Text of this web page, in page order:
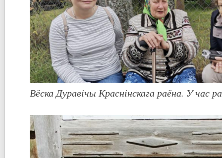
Вёска Дуравічы Краснінскага раёна. У час